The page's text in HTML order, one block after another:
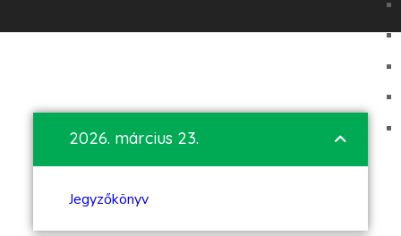
2026. március 23.
Jegyzőkönyv